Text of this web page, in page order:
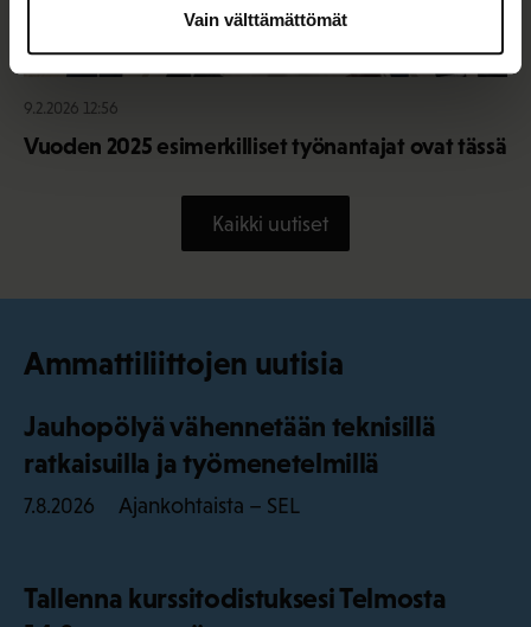
Vain välttämättömät
9.2.2026 12:56
Vuoden 2025 esimerkilliset työnantajat ovat tässä
Kaikki uutiset
Ammattiliittojen uutisia
Jauhopölyä vähennetään teknisillä
ratkaisuilla ja työmenetelmillä
7.8.2026 Ajankohtaista – SEL
Tallenna kurssitodistuksesi Telmosta